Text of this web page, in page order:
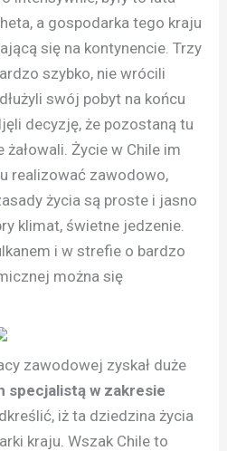
a gospodarka tego kraju
się na kontynencie. Trzy
szybko, nie wrócili
swój pobyt na końcu
decyzję, że pozostaną tu
żałowali. Życie w Chile im
realizować zawodowo,
życia są proste i jasno
klimat, świetne jedzenie.
i w strefie o bardzo
można się
zawodowej zyskał duże
specjalistą w zakresie
iż ta dziedzina życia
kraju. Wszak Chile to